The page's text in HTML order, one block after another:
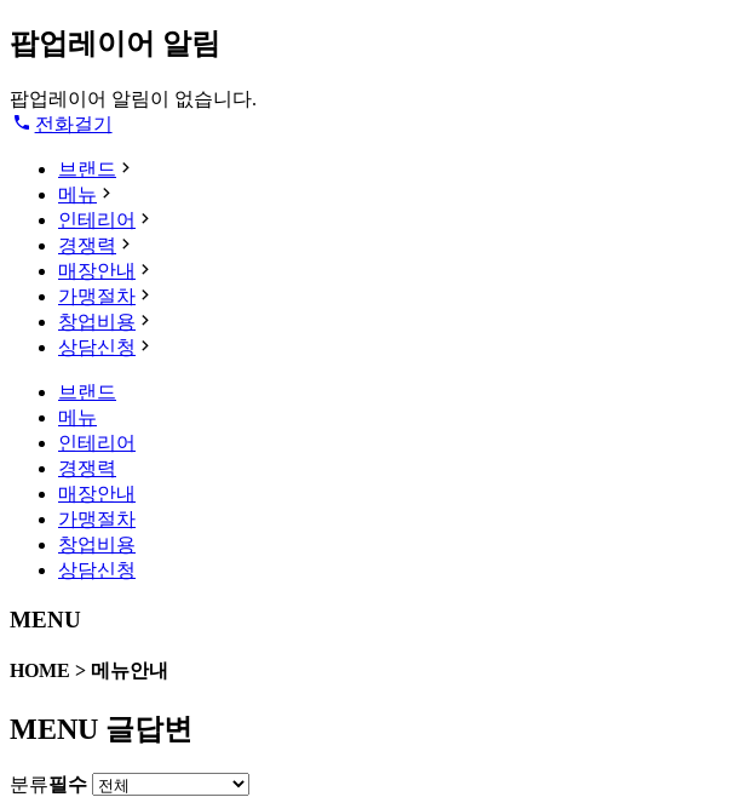
팝업레이어 알림
팝업레이어 알림이 없습니다.
전화걸기
브랜드
메뉴
인테리어
경쟁력
매장안내
가맹절차
창업비용
상담신청
브랜드
메뉴
인테리어
경쟁력
매장안내
가맹절차
창업비용
상담신청
MENU
HOME > 메뉴안내
MENU 글답변
분류필수